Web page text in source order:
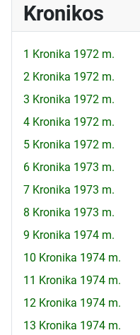
Kronikos
1 Kronika 1972 m.
2 Kronika 1972 m.
3 Kronika 1972 m.
4 Kronika 1972 m.
5 Kronika 1972 m.
6 Kronika 1973 m.
7 Kronika 1973 m.
8 Kronika 1973 m.
9 Kronika 1974 m.
10 Kronika 1974 m.
11 Kronika 1974 m.
12 Kronika 1974 m.
13 Kronika 1974 m.